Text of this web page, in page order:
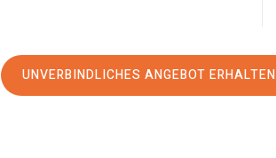
UNVERBINDLICHES ANGEBOT ERHALTEN